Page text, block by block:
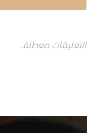
التعليقات معطلة.